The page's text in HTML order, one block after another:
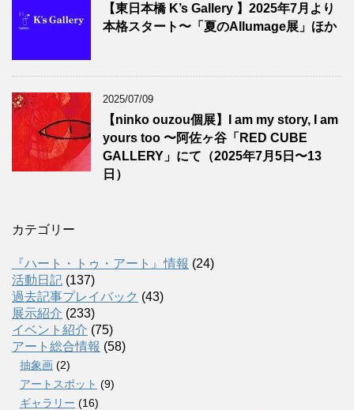
【東日本橋 K’s Gallery 】2025年7月より
本格スタート〜「夏のAllumage展」ほか
2025/07/09
【ninko ouzou個展】I am my story, I am
yours too 〜阿佐ヶ谷「RED CUBE
GALLERY」にて（2025年7月5日〜13
日）
カテゴリー
『ハート・トゥ・アート』情報 (24)
活動日記 (137)
過去記事プレイバック (43)
展示紹介 (233)
イベント紹介 (75)
アート総合情報 (58)
抽象画 (2)
アートスポット (9)
ギャラリー (16)